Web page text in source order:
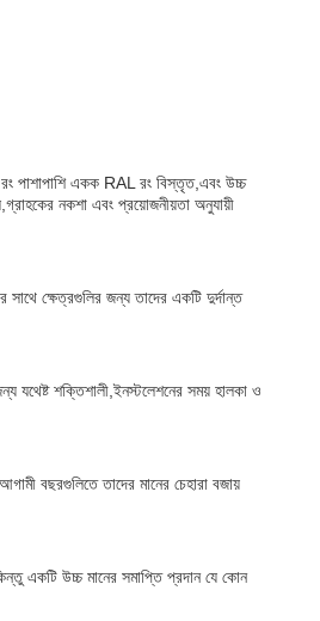
রং পাশাপাশি একক RAL রং বিস্তৃত,এবং উচ্চ
নকশা এবং প্রয়োজনীয়তা অনুযায়ী
সাথে ক্ষেত্রগুলির জন্য তাদের একটি দুর্দান্ত
যথেষ্ট শক্তিশালী,ইনস্টলেশনের সময় হালকা ও
বছরগুলিতে তাদের মানের চেহারা বজায়
একটি উচ্চ মানের সমাপ্তি প্রদান যে কোন